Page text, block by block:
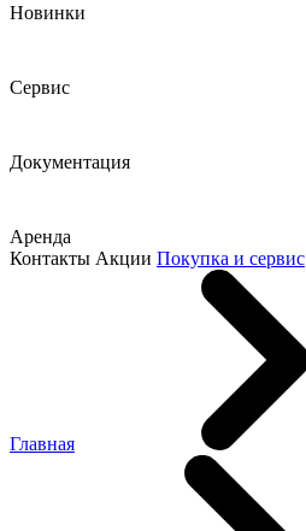
Новинки
Сервис
Документация
Аренда
Контакты Акции Покупка и сервис
Главная